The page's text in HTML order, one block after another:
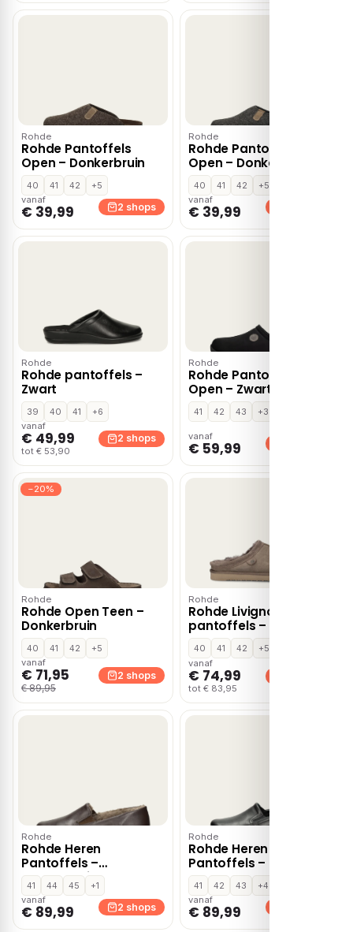
Rohde
Rohde Pantoffels
Open – Donkerbruin
40 41 42
+5
vanaf
€ 39,99 2 shops
Rohde
Rohde Pantoffels
Open – Donkergrijs
40 41 42
+5
vanaf
€ 39,99
Rohde
Rohde pantoffels –
Zwart
39 40 41
+6
vanaf
€ 49,99
tot € 53,90
2 shops
Rohde
Rohde Pantoffels
Open – Zwart
41 42 43 +3
vanaf
€ 59,99
−20%
Rohde
Rohde Open Teen –
Donkerbruin
40 41 42
+5
vanaf
€ 71,95
€ 89,95
2 shops
Rohde
Rohde Livigno
pantoffels – Bruin
40 41 42
+5
vanaf
€ 74,99
tot € 83,95
Rohde
Rohde Heren
Pantoffels –
Donkerbruin
41 44 45
+1
vanaf
€ 89,99 2 shops
Rohde
Rohde Heren
Pantoffels – Zwart
41 42 43
+4
vanaf
€ 89,99